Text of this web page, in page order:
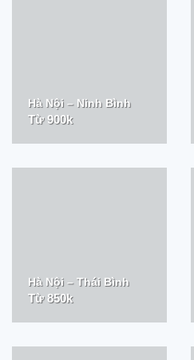
Hà Nội – Ninh Bình
Từ 900k
Hà Nội – Thái Bình
Từ 850k